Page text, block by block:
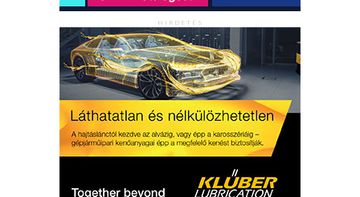
HIRDETÉS